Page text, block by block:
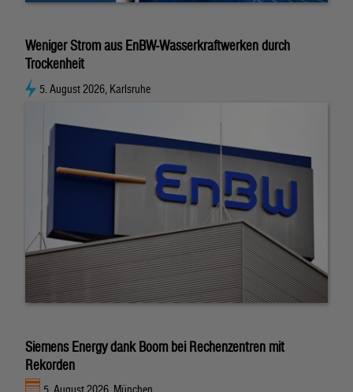
Weniger Strom aus EnBW-Wasserkraftwerken durch
Trockenheit
5. August 2026, Karlsruhe
Siemens Energy dank Boom bei Rechenzentren mit
Rekorden